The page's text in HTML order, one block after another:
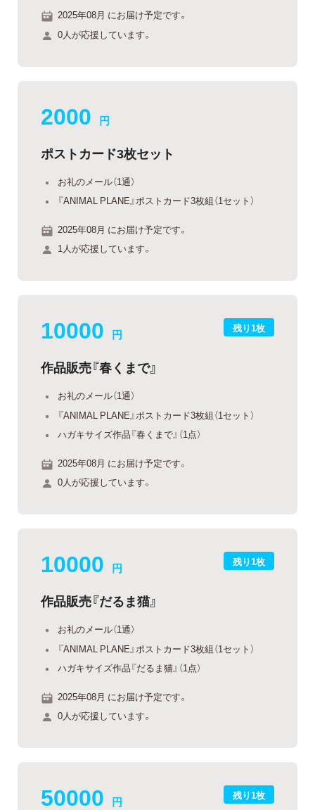
2025年08月 にお届け予定です。
0人が応援しています。
2000 円
ポストカード3枚セット
お礼のメール（1通）
『ANIMAL PLANE』ポストカード3枚組（1セット）
2025年08月 にお届け予定です。
1人が応援しています。
残り1枚
10000 円
作品販売『春くまで』
お礼のメール（1通）
『ANIMAL PLANE』ポストカード3枚組（1セット）
ハガキサイズ作品『春くまで』（1点）
2025年08月 にお届け予定です。
0人が応援しています。
残り1枚
10000 円
作品販売『だるま猫』
お礼のメール（1通）
『ANIMAL PLANE』ポストカード3枚組（1セット）
ハガキサイズ作品『だるま猫』（1点）
2025年08月 にお届け予定です。
0人が応援しています。
残り1枚
50000 円